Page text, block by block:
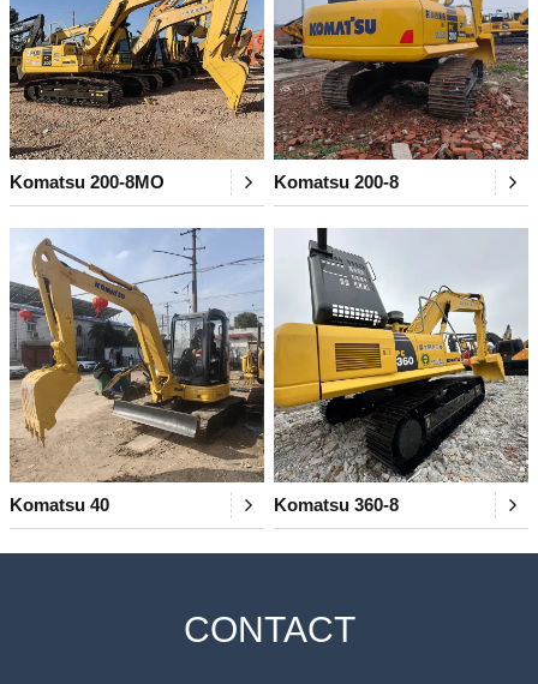
Komatsu 200-8MO Komatsu 200-8
Komatsu 40 Komatsu 360-8
CONTACT